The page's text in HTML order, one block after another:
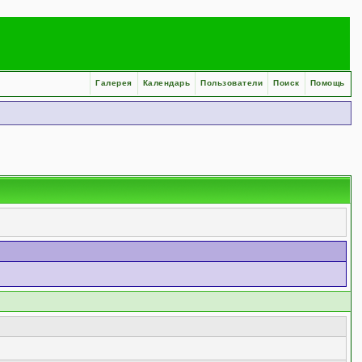
Помощь
Поиск
Пользователи
Календарь
Галерея